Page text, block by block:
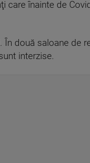
care înainte de
două saloane de
interzise.